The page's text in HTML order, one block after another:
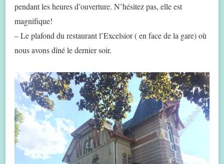
pendant les heures d’ouverture. N’hésitez pas, elle est
magnifique!
– Le plafond du restaurant l’Excelsior ( en face de la gare) où
nous avons dîné le dernier soir.